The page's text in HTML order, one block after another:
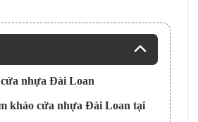
nhựa Đài Loan
khảo cửa nhựa Đài Loan tại